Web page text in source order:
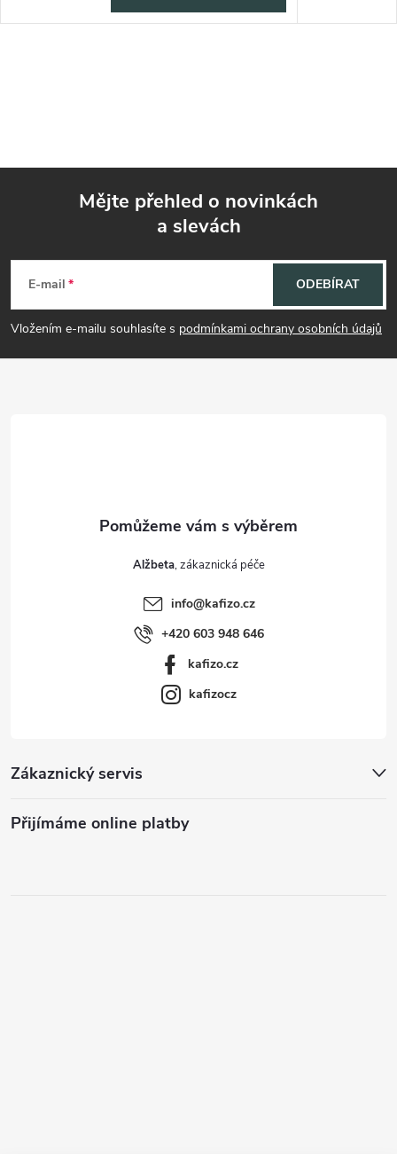
p
a
Mějte přehled o novinkách
a slevách
E-mail
Vložením e-mailu souhlasíte s podmínkami ochrany osobních údajů
ODEBÍRAT
Zákaznický servis
Přijímáme online platby
Alžbeta
info@kafizo.cz
+420 603 948 646
kafizo.cz
kafizocz